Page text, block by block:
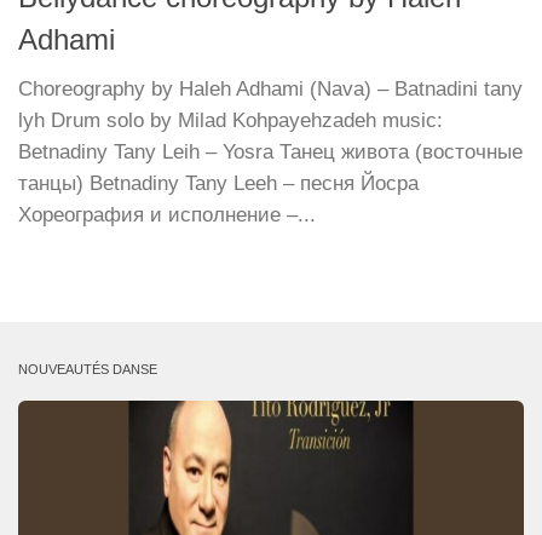
Adhami
Choreography by Haleh Adhami (Nava) – Batnadini tany
lyh Drum solo by Milad Kohpayehzadeh music:
Betnadiny Tany Leih – Yosra Танец живота (восточные
танцы) Betnadiny Tany Leeh – песня Йосра
Хореография и исполнение –...
NOUVEAUTÉS DANSE